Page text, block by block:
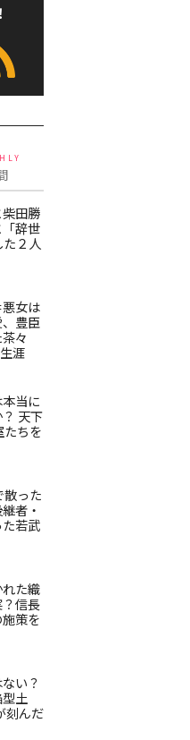
柴田勝
辞世
２人
悪女は
豊臣
々
涯
本当に
？ 天下
たちを
散った
者・
若武
れた織
信長
策を
い？
土
刻んだ